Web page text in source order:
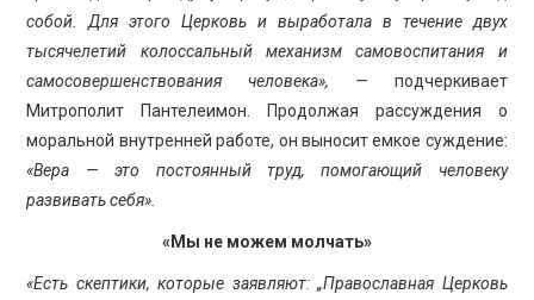
собой. Для этого Церковь и выработала в течение двух
тысячелетий колоссальный механизм самовоспитания и
самосовершенствования человека», — подчеркивает
Митрополит Пантелеимон. Продолжая рассуждения о
моральной внутренней работе, он выносит емкое суждение:
«Вера — это постоянный труд, помогающий человеку
развивать себя».
«Мы не можем молчать»
«Есть скептики, которые заявляют: „Православная Церковь